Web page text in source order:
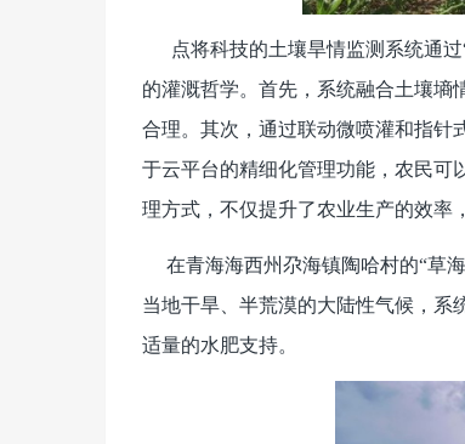
点将科技的土壤旱情监测系统通过
的灌溉哲学。首先，系统融合土壤墒
合理。其次，通过联动微喷灌和指针
于云平台的精细化管理功能，农民可
理方式，不仅提升了农业生产的效率
在青海海西州尕海镇陶哈村的“草
当地干旱、半荒漠的大陆性气候，系
适量的水肥支持。